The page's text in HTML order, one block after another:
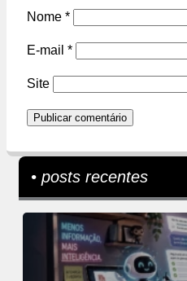
Nome *
E-mail *
Site
• posts recentes